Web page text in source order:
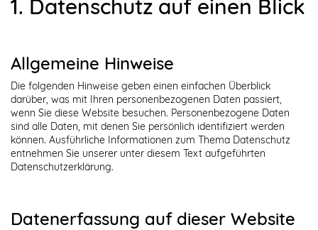
1. Datenschutz auf einen Blick
Allgemeine Hinweise
Die folgenden Hinweise geben einen einfachen Überblick
darüber, was mit Ihren personenbezogenen Daten passiert,
wenn Sie diese Website besuchen. Personenbezogene Daten
sind alle Daten, mit denen Sie persönlich identifiziert werden
können. Ausführliche Informationen zum Thema Datenschutz
entnehmen Sie unserer unter diesem Text aufgeführten
Datenschutzerklärung.
Datenerfassung auf dieser Website